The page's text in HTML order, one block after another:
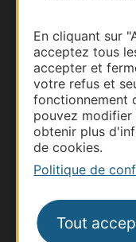
En cliquant sur
acceptez tous
accepter et
votre refus et
fonctionnement
pouvez
obtenir plus
de cookies.
Politique de
Tout
Thermalisme
Business/Mice
Site presse et
Voyagistes